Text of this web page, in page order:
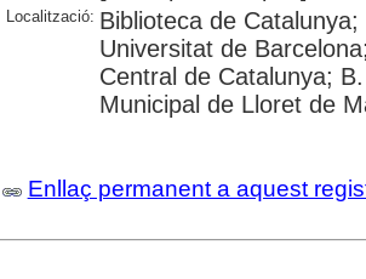
Localització: Biblioteca de
Universitat de
Central de Catalunya;
Municipal de Lloret de
Enllaç permanent a aquest